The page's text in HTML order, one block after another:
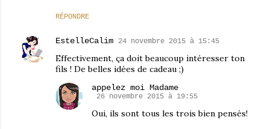
RÉPONDRE
EstelleCalim 24 novembre 2015 à 15:45
Effectivement, ça doit beaucoup intéresser ton
fils ! De belles idées de cadeau ;)
appelez moi Madame
26 novembre 2015 à 19:55
Oui, ils sont tous les trois bien pensés!